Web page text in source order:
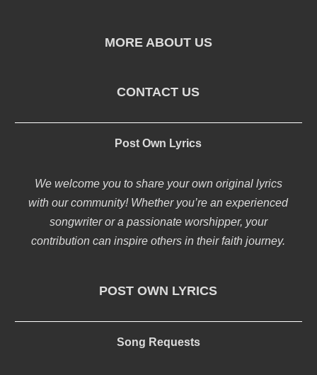
MORE ABOUT US
CONTACT US
Post Own Lyrics
We welcome you to share your own original lyrics
with our community! Whether you’re an experienced
songwriter or a passionate worshipper, your
contribution can inspire others in their faith journey.
POST OWN LYRICS
Song Requests